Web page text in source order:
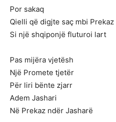
Por sakaq
Qielli që digjte saç mbi Prekaz
Si një shqiponjë fluturoi lart
Pas mijëra vjetësh
Një Promete tjetër
Për liri bënte zjarr
Adem Jashari
Në Prekaz ndër Jasharë